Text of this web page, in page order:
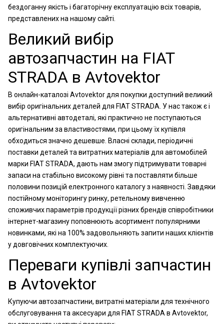
бездоганну якість і багаторічну експлуатацію всіх товарів,
представлених на нашому сайті.
Великий вибір
автозапчастин на FIAT
STRADA в Avtovektor
В онлайн-каталозі Avtovektor для покупки доступний великий
вибір оригінальних деталей для FIAT STRADA. У нас також є і
альтернативні автодеталі, які практично не поступаються
оригінальним за властивостями, при цьому їх купівля
обходиться значно дешевше. Власні склади, періодичні
поставки деталей та витратних матеріалів для автомобілей
марки FIAT STRADA, дають нам змогу підтримувати товарні
запаси на стабільно високому рівні та поставляти більше
половини позицій електронного каталогу з наявності. Завдяки
постійному моніторингу ринку, ретельному вивченню
споживчих параметрів продукції різних брендів співробітники
інтернет-магазину поповнюють асортимент популярними
новинками, які на 100% задовольняють запити наших клієнтів
у довговічних комплектуючих.
Переваги купівлі запчастин
в Avtovektor
Купуючи автозапчастини, витратні матеріали для технічного
обслуговування та аксесуари для FIAT STRADA в Avtovektor,